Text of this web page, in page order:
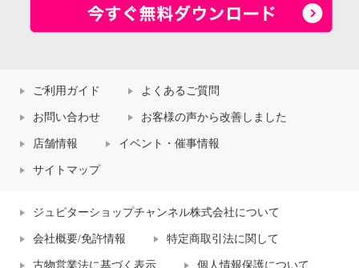
ご利用ガイド よくあるご質問
お問い合わせ お客様の声から改善しました
店舗情報 イベント・催事情報
サイトマップ
ジュピターショップチャンネル株式会社について
会社概要/免許情報 特定商取引法に関して
古物営業法に基づく表示 個人情報保護について